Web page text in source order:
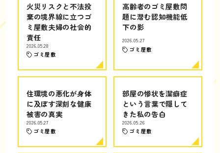
火災リスクと不法投
棄の境界線に立つゴ
ミ屋敷夫婦の社会的
責任
2026.05.28
ゴミ屋敷
高齢者のゴミ屋敷問
題に潜む認知機能低
下の影
2026.05.27
ゴミ屋敷
住環境の悪化が身体
に及ぼす深刻な健康
被害の真実
2026.05.27
ゴミ屋敷
部屋の惨状を潔癖症
という言葉で隠して
きた私の告白
2026.05.26
ゴミ屋敷